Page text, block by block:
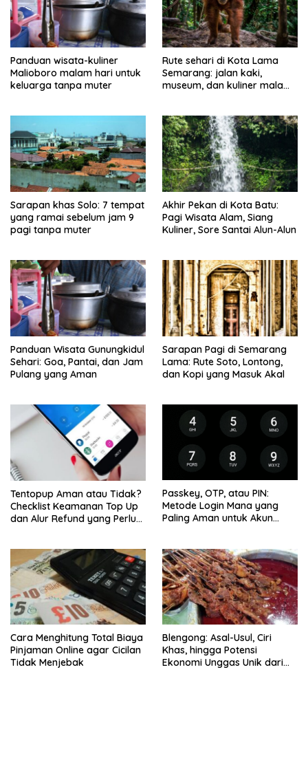
Panduan wisata-kuliner
Malioboro malam hari untuk
keluarga tanpa muter
Rute sehari di Kota Lama
Semarang: jalan kaki,
museum, dan kuliner malam
Sarapan khas Solo: 7 tempat
yang ramai sebelum jam 9
pagi tanpa muter
Akhir Pekan di Kota Batu:
Pagi Wisata Alam, Siang
Kuliner, Sore Santai Alun-Alun
Panduan Wisata Gunungkidul
Sehari: Goa, Pantai, dan Jam
Pulang yang Aman
Sarapan Pagi di Semarang
Lama: Rute Soto, Lontong,
dan Kopi yang Masuk Akal
Tentopup Aman atau Tidak?
Checklist Keamanan Top Up
dan Alur Refund yang Perlu
Passkey, OTP, atau PIN:
Metode Login Mana yang
Paling Aman untuk Akun
Cara Menghitung Total Biaya
Pinjaman Online agar Cicilan
Tidak Menjebak
Blengong: Asal-Usul, Ciri
Khas, hingga Potensi
Ekonomi Unggas Unik dari